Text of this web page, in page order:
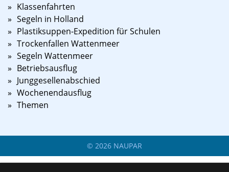
Klassenfahrten
Segeln in Holland
Plastiksuppen-Expedition für Schulen
Trockenfallen Wattenmeer
Segeln Wattenmeer
Betriebsausflug
Junggesellenabschied
Wochenendausflug
Themen
© 2026 NAUPAR